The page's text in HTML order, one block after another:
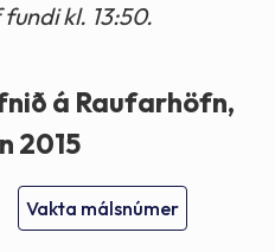
kl. 13:50.
á Raufarhöfn,
2015
Vakta málsnúmer